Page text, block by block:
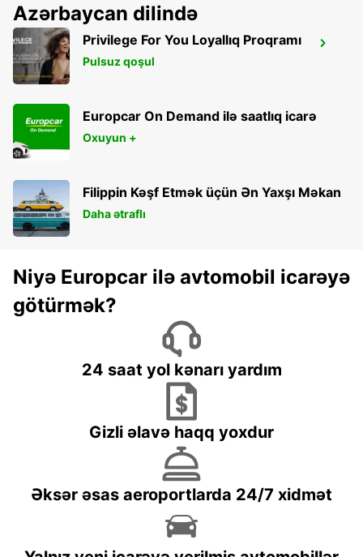
SKIATHOS AIRPORT MEET AND GREET
SKIATHOS - GREECE
Azərbaycan dilində
Privilege For You Loyallıq Proqramı
Pulsuz qoşul
Europcar On Demand ilə saatlıq icarə
Oxuyun +
Filippin Kəşf Etmək üçün Ən Yaxşı Məkan
Daha ətraflı
Niyə Europcar ilə avtomobil icarəyə
götürmək?
24 saat yol kənarı yardım
Gizli əlavə haqq yoxdur
Əksər əsas aeroportlarda 24/7 xidmət